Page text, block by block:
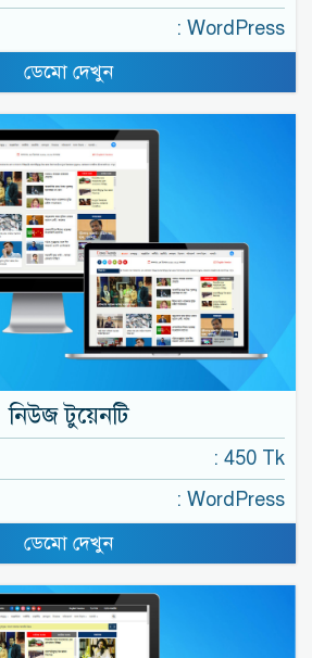
: WordPress
ডেমো দেখুন
নিউজ টুয়েনটি
: 450 Tk
: WordPress
ডেমো দেখুন